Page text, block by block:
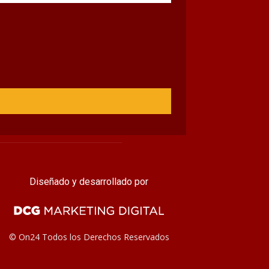
Diseñado y desarrollado por
© On24 Todos los Derechos Reservados